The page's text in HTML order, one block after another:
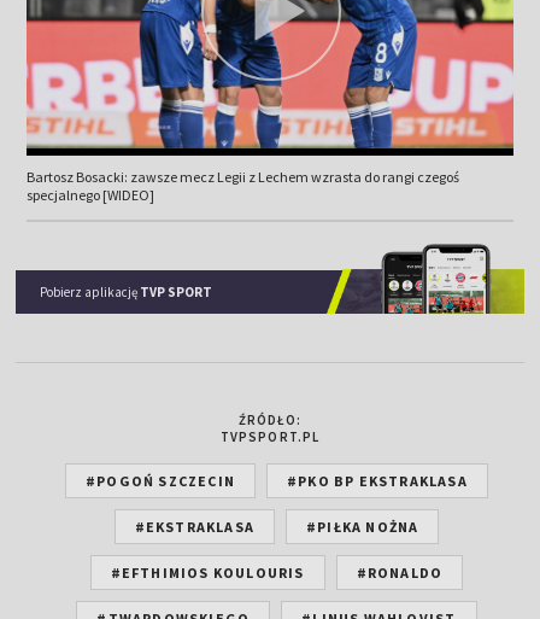
Bartosz Bosacki: zawsze mecz Legii z Lechem wzrasta do rangi czegoś
specjalnego [WIDEO]
Pobierz aplikację TVP SPORT
ŹRÓDŁO:
TVPSPORT.PL
#POGOŃ SZCZECIN #PKO BP EKSTRAKLASA
#EKSTRAKLASA #PIŁKA NOŻNA
#EFTHIMIOS KOULOURIS #RONALDO